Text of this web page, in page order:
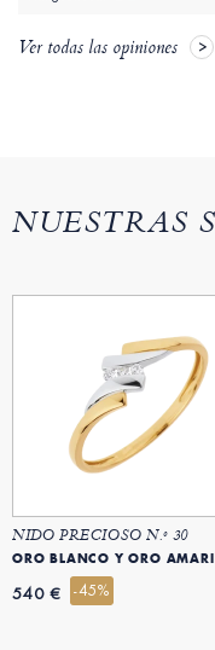
Ver todas las opiniones
NUESTRAS
NIDO PRECIOSO N.º 30
540 € -45%